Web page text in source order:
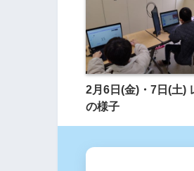
2月6日(金)・7日(土)
の様子